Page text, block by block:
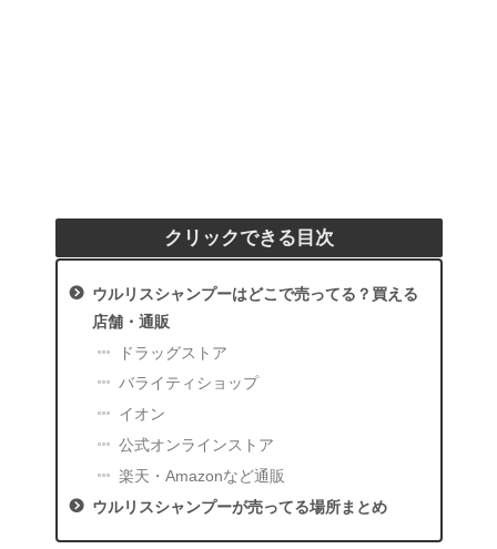
クリックできる目次
ウルリスシャンプーはどこで売ってる？買える
店舗・通販
ドラッグストア
バライティショップ
イオン
公式オンラインストア
楽天・Amazonなど通販
ウルリスシャンプーが売ってる場所まとめ